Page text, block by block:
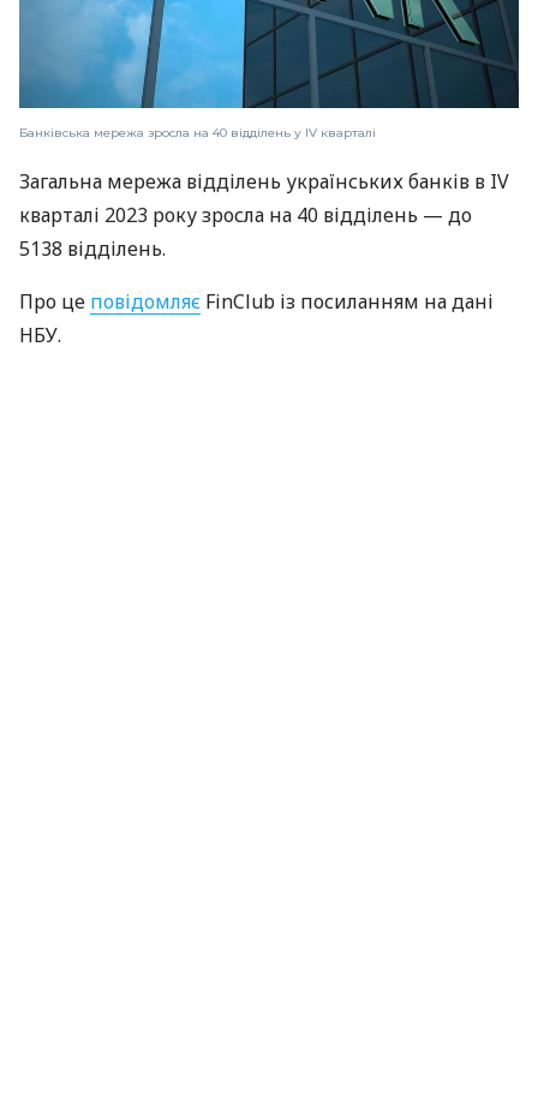
Банківська мережа зросла на 40 відділень у IV кварталі
Загальна мережа відділень українських банків в IV
кварталі 2023 року зросла на 40 відділень — до
5138 відділень.
Про це повідомляє FinClub із посиланням на дані
НБУ.